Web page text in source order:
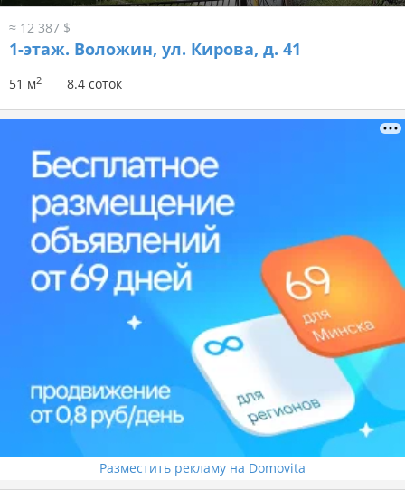
≈ 12 387 $
1-этаж. Воложин, ул. Кирова, д. 41
51 м2 8.4 соток
Разместить рекламу на Domovita